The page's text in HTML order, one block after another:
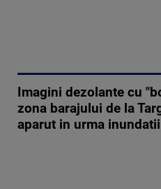
Imagini dezolante cu
zona barajului de la
aparut in urma